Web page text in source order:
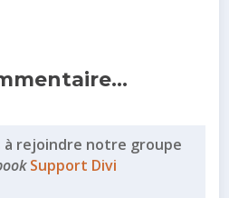
à rejoindre notre groupe
Support Divi